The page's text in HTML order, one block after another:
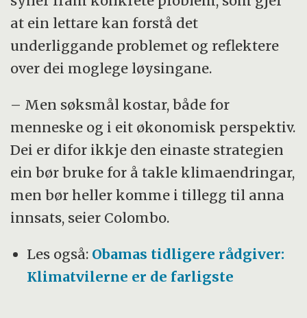
at ein lettare kan forstå det
underliggande problemet og reflektere
over dei moglege løysingane.
– Men søksmål kostar, både for
menneske og i eit økonomisk perspektiv.
Dei er difor ikkje den einaste strategien
ein bør bruke for å takle klimaendringar,
men bør heller komme i tillegg til anna
innsats, seier Colombo.
Les også: Obamas tidligere rådgiver:
Klimatvilerne er de farligste